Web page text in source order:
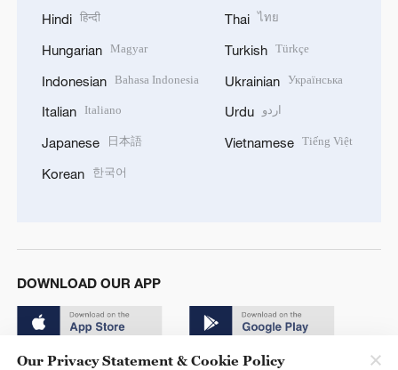
Hindi हिन्दी
Hungarian Magyar
Indonesian Bahasa Indonesia
Italian Italiano
Japanese 日本語
Korean 한국어
Thai ไทย
Turkish Türkçe
Ukrainian Українська
Urdu اردو
Vietnamese Tiếng Việt
DOWNLOAD OUR APP
Our Privacy Statement & Cookie Policy